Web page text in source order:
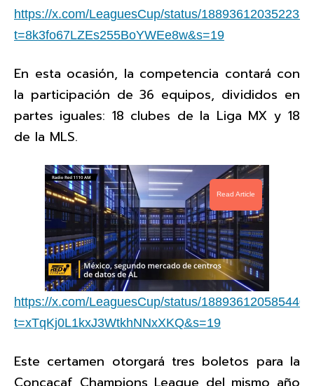
https://x.com/LeaguesCup/status/
t=8k3fo67LZEs255BoYWEe8w&s=19
En esta ocasión, la competencia contará con
la participación de 36 equipos, divididos en
partes iguales: 18 clubes de la Liga MX y 18
de la MLS.
Read Article
https://x.com/LeaguesCup/status/
t=xTqKj0L1kxJ3WtkhNNxXKQ&s=19
Este certamen otorgará tres boletos para la